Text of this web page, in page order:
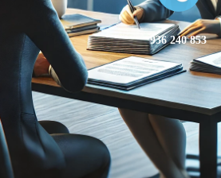
936 240 853